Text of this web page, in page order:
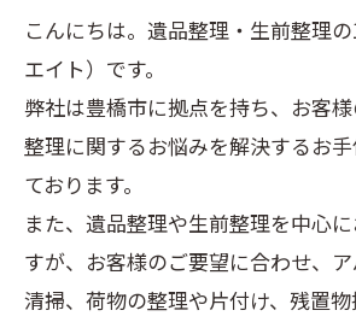
こんにちは。遺品整理・生前整理
エイト）です。
弊社は豊橋市に拠点を持ち、お客
整理に関するお悩みを解決するお
ております。
また、遺品整理や生前整理を中心
すが、お客様のご要望に合わせ、
清掃、荷物の整理や片付け、残置